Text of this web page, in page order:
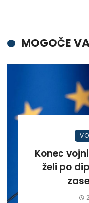
MOGOČE
Konec
želi po